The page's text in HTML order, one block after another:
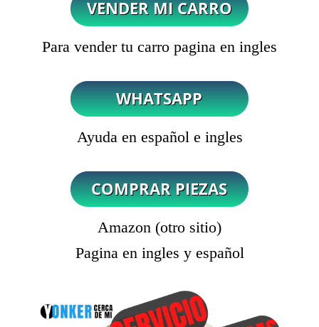
Para vender tu carro pagina en ingles
Ayuda en español e ingles
Amazon (otro sitio)
Pagina en ingles y español